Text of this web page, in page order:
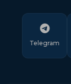
Telegram